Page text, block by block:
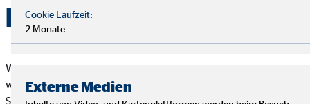
höchste Ziel
Wenn Kinder in ihre Familien zurückgeführt werden, gibt es
weiter regelmäßige Hausbesuche und die Begutachtung durch
Sozialarbeiter und Sozialarbeiterinnen. Für Kinder, die nicht in
Cookie Laufzeit:
2 Monate
Externe Medien